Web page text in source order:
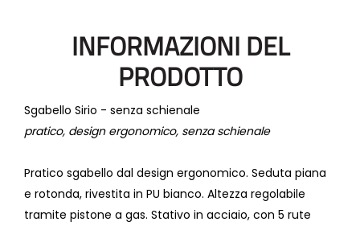
INFORMAZIONI DEL
PRODOTTO
Sgabello Sirio - senza schienale
pratico, design ergonomico, senza schienale
Pratico sgabello dal design ergonomico. Seduta piana
e rotonda, rivestita in PU bianco. Altezza regolabile
tramite pistone a gas. Stativo in acciaio, con 5 rute